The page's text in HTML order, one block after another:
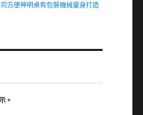
方便神明桌有包裝機械量身打造
。